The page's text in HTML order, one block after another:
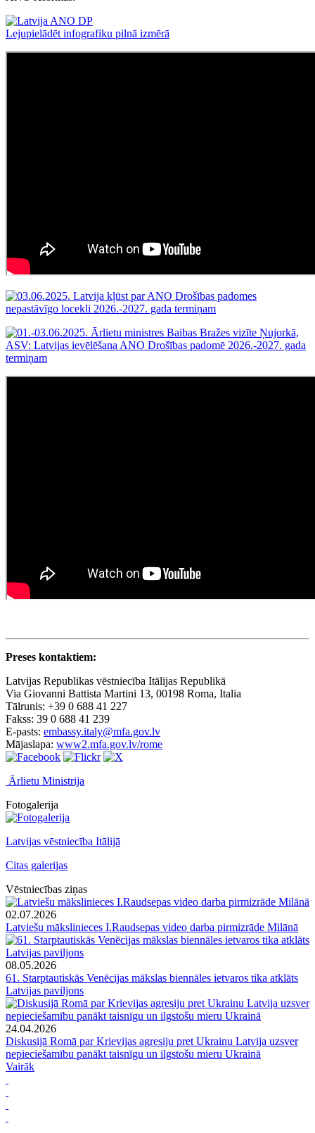
Lejupielādēt infografiku pilnā izmērā
Preses kontaktiem:
Latvijas Republikas vēstniecība Itālijas Republikā
Via Giovanni Battista Martini 13, 00198 Roma, Italia
Tālrunis: +39 0 688 41 227
Fakss: 39 0 688 41 239
E-pasts: embassy.italy@mfa.gov.lv
Mājaslapa: www2.mfa.gov.lv/rome
Ārlietu Ministrija
Fotogalerija
Latvijas vēstniecība Itālijā
Citas galerijas
Vēstniecības ziņas
02.07.2026
Latviešu mākslinieces I.Raudsepas video darba pirmizrāde Milānā
08.05.2026
61. Starptautiskās Venēcijas mākslas biennāles ietvaros tika atklāts
Latvijas paviljons
24.04.2026
Diskusijā Romā par Krievijas agresiju pret Ukrainu Latvija uzsver
nepieciešamību panākt taisnīgu un ilgstošu mieru Ukrainā
Vairāk